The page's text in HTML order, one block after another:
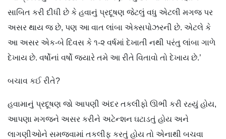
સાબિત કરી દીધી છે કે હવાનું પ્રદૂષણ જેટલું વધુ એટલી મગજ પર
અસર થાય જ છે, પણ આ વાત લાંબા એક્સપોઝરની છે. એટલે કે
આ અસર એક-બે દિવસ કે ૧-૨ વર્ષમાં દેખાતી નથી પરંતુ લાંબા ગાળે
દેખાય છે. વર્ષોનાં વર્ષો જ્યારે તમે આ રીતે વિતાવો તો દેખાય છે.’
બચાવ કઈ રીતે?
હવામાનું પ્રદૂષણ જો આપણી અંદર તકલીફો ઊભી કરી રહ્યું હોય,
આપણા મગજને અસર કરીને અટેન્શન ઘટાડતું હોય અને
લાગણીઓને સમજવામાં તકલીફ કરતું હોય તો એનાથી બચવા